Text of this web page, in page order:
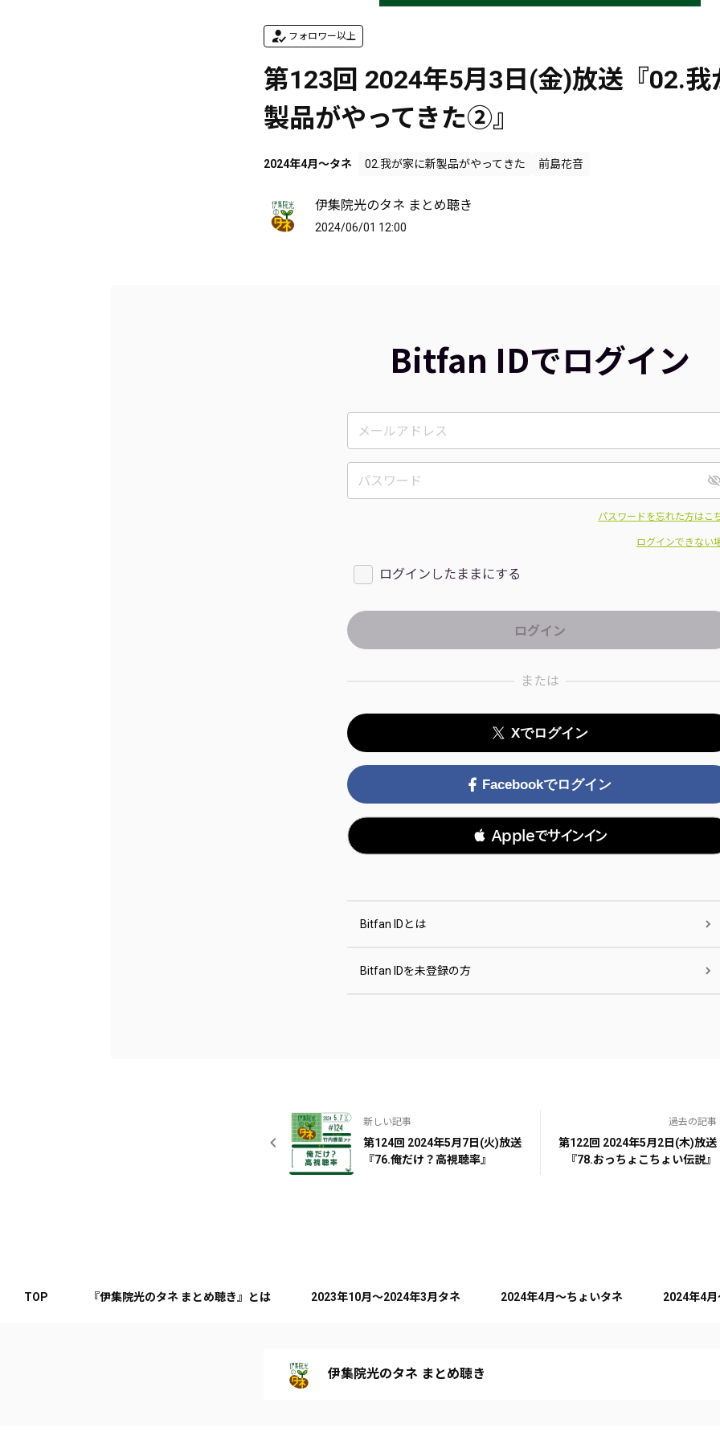
フォロワー以上
第123回 2024年5月3日(金)放送『02.我
製品がやってきた②』
2024年4月～タネ 02.我が家に新製品がやってきた 前島花音
伊集院光のタネ まとめ聴き
2024/06/01 12:00
Bitfan IDでログイン
パスワードを忘れた方はこ
ログインできない
ログインしたままにする
または
Xでログイン
Facebookでログイン
 Appleでサインイン
Bitfan IDとは
Bitfan IDを未登録の方
新しい記事
第124回 2024年5月7日(火)放送
『76.俺だけ？高視聴率』
過去の記事
第122回 2024年5月2日(木)放送
『78.おっちょこちょい伝説』
TOP 『伊集院光のタネ まとめ聴き』とは 2023年10月～2024年3月タネ 2024年4月～ちょいタネ 2024年4月
伊集院光のタネ まとめ聴き